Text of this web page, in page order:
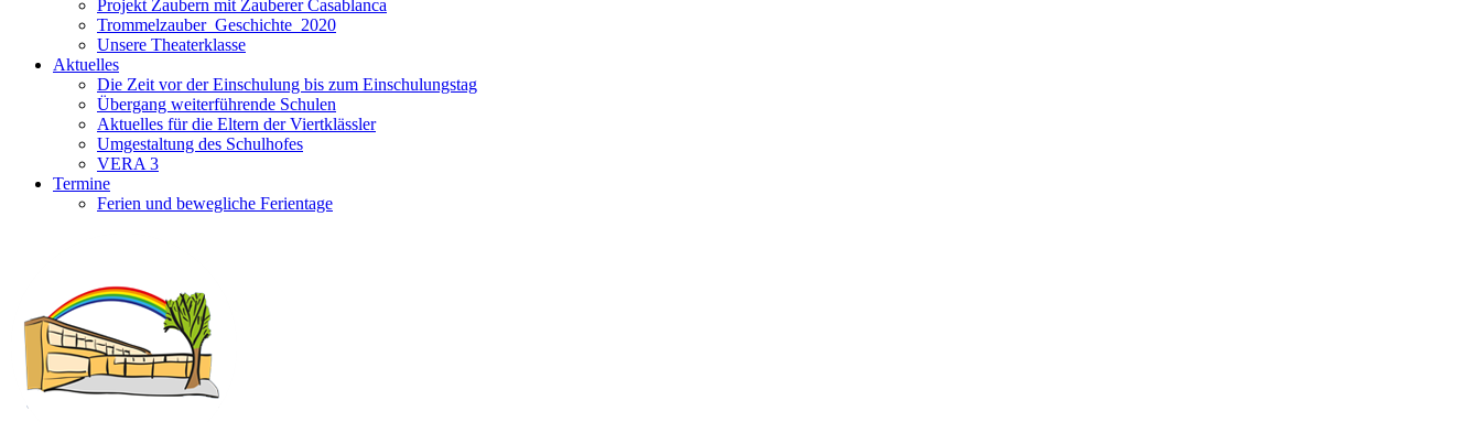
Projekt Zaubern mit Zauberer Casablanca
Trommelzauber_Geschichte_2020
Unsere Theaterklasse
Aktuelles
Die Zeit vor der Einschulung bis zum Einschulungstag
Übergang weiterführende Schulen
Aktuelles für die Eltern der Viertklässler
Umgestaltung des Schulhofes
VERA 3
Termine
Ferien und bewegliche Ferientage